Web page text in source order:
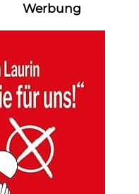
Werbung